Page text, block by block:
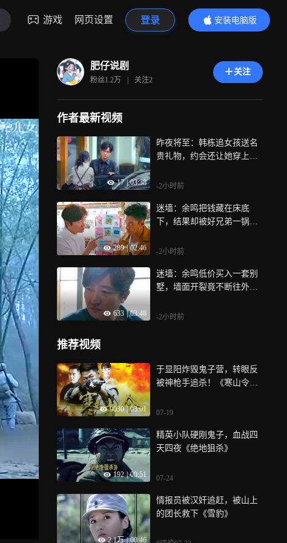
游戏 网页设置 登录
安装电脑版
内容更精彩
肥仔说剧
粉丝1.2万 | 关注2
关注
作者最新视频
17 | 03:38
昨夜将至：韩栋追女孩送名
贵礼物，约会还让她穿上白
-2小时前
289 | 02:46
迷墙：余鸣把钱藏在床底
下，结果却被好兄弟一锅端
-2小时前
633 | 03:48
迷墙：余鸣低价买入一套别
墅，墙面开裂竟不断往外掉
-2小时前
推荐视频
9030 | 03:01
于显阳炸毁鬼子营，转眼反
被神枪手追杀！《寒山令》
07-19
192 | 00:51
精英小队硬刚鬼子，血战四
天四夜《绝地狙杀》
07-24
2.1万 | 00:46
情报员被汉奸追赶，被山上
的团长救下《雪豹》